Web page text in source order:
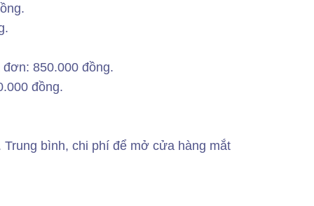
850.000 đồng.
đồng.
bình, chi phí để mở cửa hàng mắt